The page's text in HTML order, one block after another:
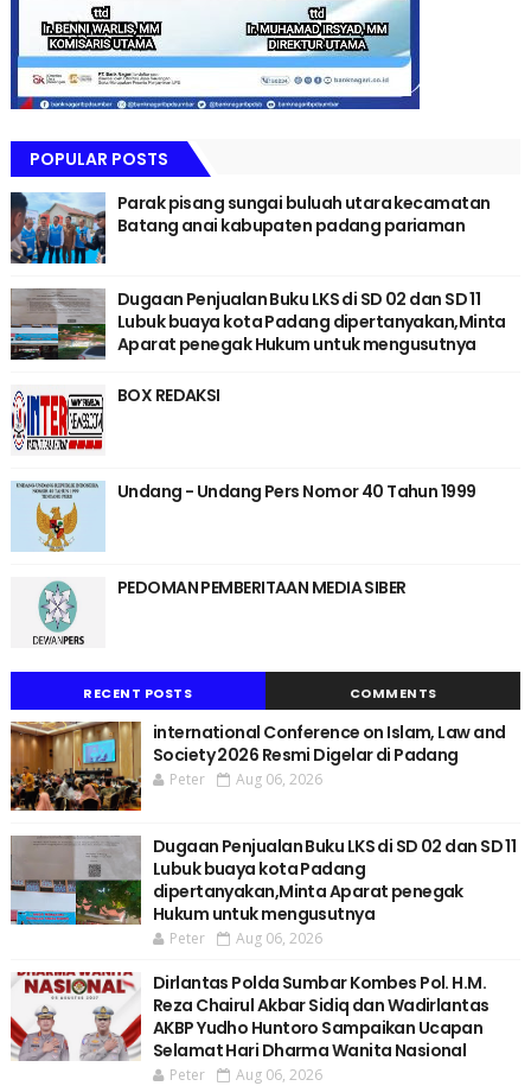
POPULAR POSTS
Parak pisang sungai buluah utara kecamatan
Batang anai kabupaten padang pariaman
Dugaan Penjualan Buku LKS di SD 02 dan SD 11
Lubuk buaya kota Padang dipertanyakan,Minta
Aparat penegak Hukum untuk mengusutnya
BOX REDAKSI
Undang - Undang Pers Nomor 40 Tahun 1999
PEDOMAN PEMBERITAAN MEDIA SIBER
RECENT POSTS COMMENTS
international Conference on Islam, Law and
Society 2026 Resmi Digelar di Padang
Peter Aug 06, 2026
Dugaan Penjualan Buku LKS di SD 02 dan SD 11
Lubuk buaya kota Padang
dipertanyakan,Minta Aparat penegak
Hukum untuk mengusutnya
Peter Aug 06, 2026
Dirlantas Polda Sumbar Kombes Pol. H.M.
Reza Chairul Akbar Sidiq dan Wadirlantas
AKBP Yudho Huntoro Sampaikan Ucapan
Selamat Hari Dharma Wanita Nasional
Peter Aug 06, 2026